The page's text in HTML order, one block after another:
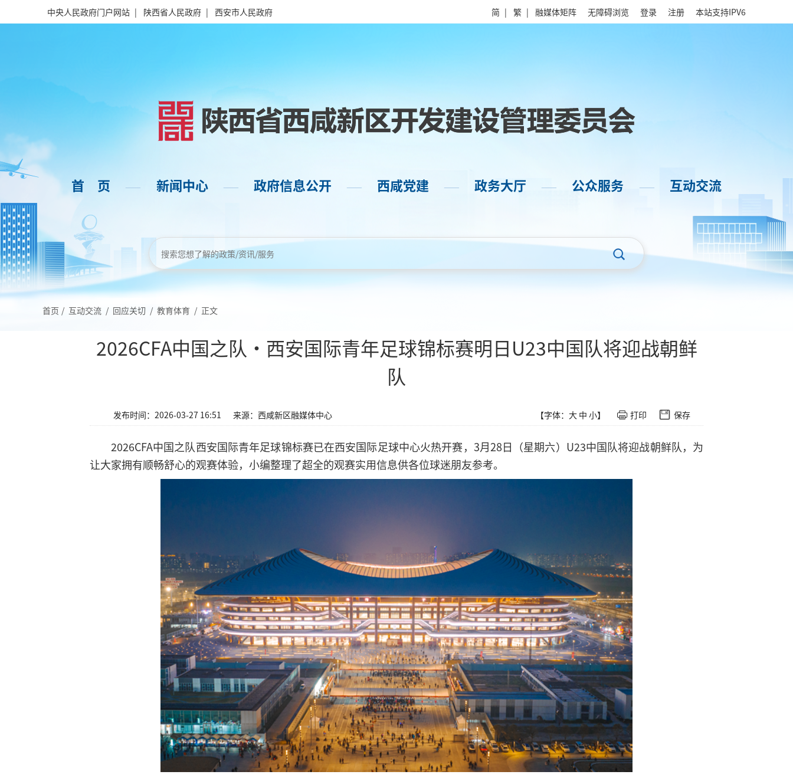
中央人民政府门户网站 | 陕西省人民政府 | 西安市人民政府 简 | 繁 | 融媒体矩阵 无障碍浏览 登录 注册 本站支持IPV6
首 页 —— 新闻中心 —— 政府信息公开 —— 西咸党建 —— 政务大厅 —— 公众服务 —— 互动交流
首页 / 互动交流 / 回应关切 / 教育体育 / 正文
2026CFA中国之队・西安国际青年足球锦标赛明日U23中国队将迎战朝鲜
队
发布时间：2026-03-27 16:51 来源：西咸新区融媒体中心 【字体： 大 中 小】 打印 保存
2026CFA中国之队西安国际青年足球锦标赛已在西安国际足球中心火热开赛，3月28日（星期六）U23中国队将迎战朝鲜队，为
让大家拥有顺畅舒心的观赛体验，小编整理了超全的观赛实用信息供各位球迷朋友参考。